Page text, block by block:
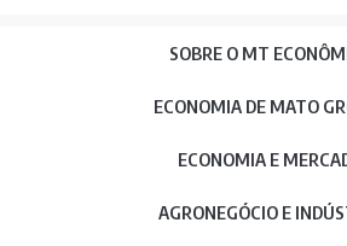
SOBRE O MT
ECONOMIA DE MATO
ECONOMIA E
AGRONEGÓCIO E